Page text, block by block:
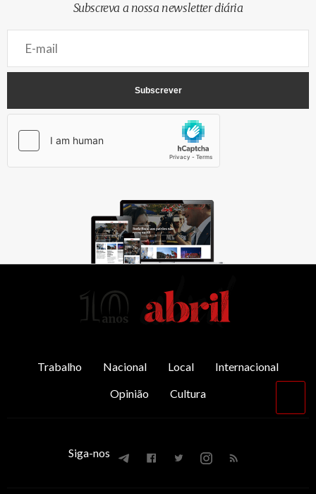
Subscreva a nossa newsletter diária
Trabalho Nacional Local
Internacional
Opinião
Cultura
Siga-nos